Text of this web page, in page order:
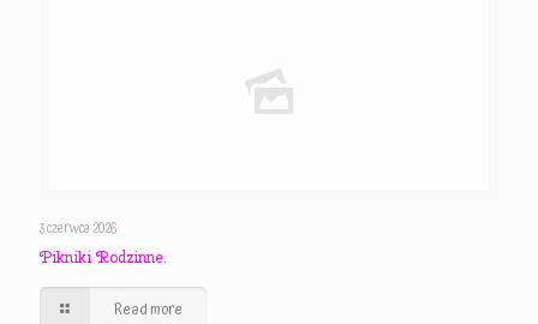
3 czerwca 2026
Pikniki Rodzinne.
Read more